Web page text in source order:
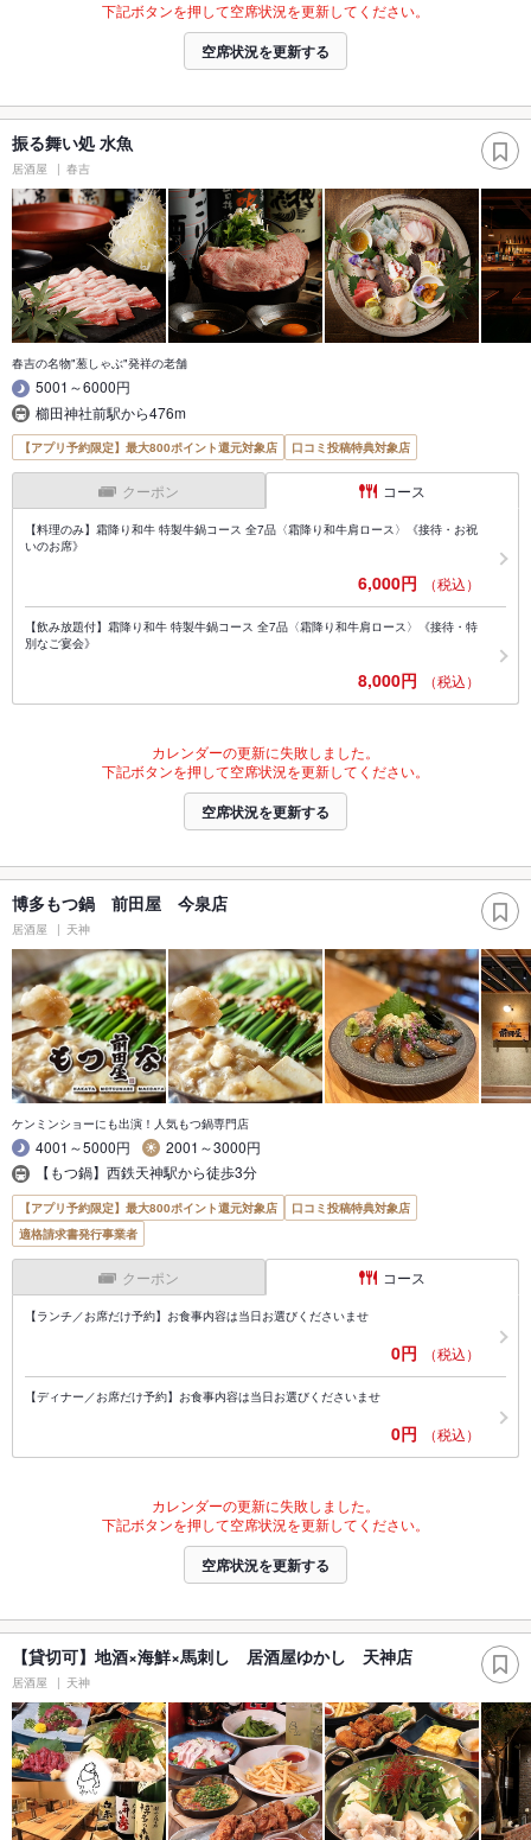
下記ボタンを押して空席状況を更新してください。
空席状況を更新する
振る舞い処 水魚
居酒屋 春吉
春吉の名物"葱しゃぶ"発祥の老舗
5001～6000円
櫛田神社前駅から476m
【アプリ予約限定】最大800ポイント還元対象店 口コミ投稿特典対象店
クーポン コース
【料理のみ】霜降り和牛 特製牛鍋コース 全7品〈霜降り和牛肩ロース〉《接待・お祝
いのお席》
6,000円 （税込）
【飲み放題付】霜降り和牛 特製牛鍋コース 全7品〈霜降り和牛肩ロース〉《接待・特
別なご宴会》
8,000円 （税込）
カレンダーの更新に失敗しました。
下記ボタンを押して空席状況を更新してください。
空席状況を更新する
博多もつ鍋 前田屋 今泉店
居酒屋 天神
ケンミンショーにも出演！人気もつ鍋専門店
4001～5000円
2001～3000円
【もつ鍋】西鉄天神駅から徒歩3分
【アプリ予約限定】最大800ポイント還元対象店
口コミ投稿特典対象店
適格請求書発行事業者
クーポン コース
【ランチ／お席だけ予約】お食事内容は当日お選びくださいませ
0円 （税込）
【ディナー／お席だけ予約】お食事内容は当日お選びくださいませ
0円 （税込）
カレンダーの更新に失敗しました。
下記ボタンを押して空席状況を更新してください。
空席状況を更新する
【貸切可】地酒×海鮮×馬刺し 居酒屋ゆかし 天神店
居酒屋 天神